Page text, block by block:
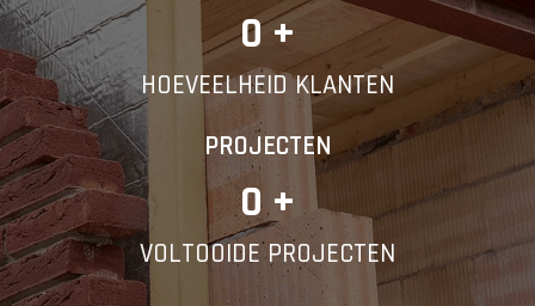
0 +
HOEVEELHEID KLANTEN
PROJECTEN
0 +
VOLTOOIDE PROJECTEN